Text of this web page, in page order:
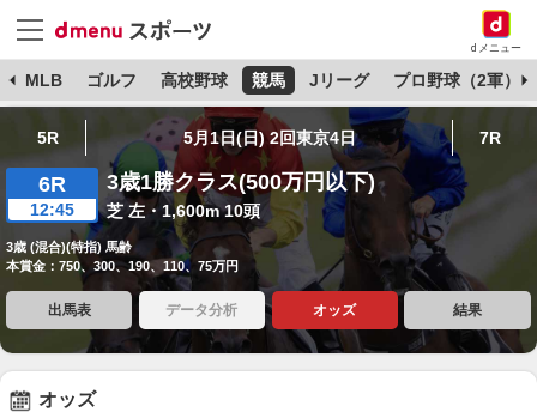
dメニュー
MLB ゴルフ 高校野球 競馬 Jリーグ プロ野球（2軍）
5R 5月1日(日) 2回東京4日 7R
6R
12:45
3歳1勝クラス(500万円以下)
芝 左・1,600m 10頭
3歳 (混合)(特指) 馬齢
本賞金：750、300、190、110、75万円
出馬表 データ分析 オッズ 結果
オッズ